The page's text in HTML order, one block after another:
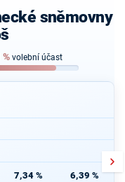
sněmovny
% volební účast
7,34 % 6,39 %